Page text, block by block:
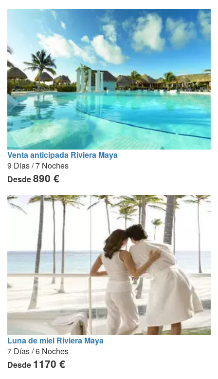
Venta anticipada Riviera Maya
9 Dias / 7 Noches
Desde890 €
Luna de miel Riviera Maya
7 Días / 6 Noches
Desde 1170 €